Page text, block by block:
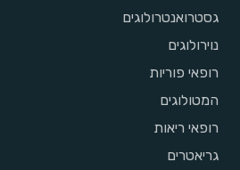
גסטרואנטרולוגים
נוירולוגים
רופאי פוריות
המטולוגים
רופאי ריאות
גריאטרים